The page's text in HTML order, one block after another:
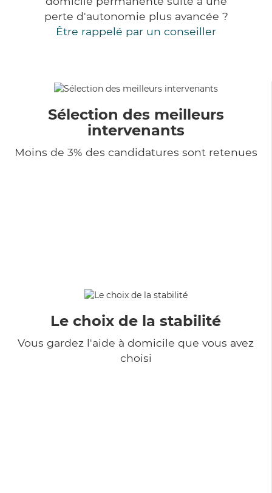
perte d'autonomie plus avancée ?
Être rappelé par un conseiller
Sélection des meilleurs
intervenants
Moins de 3% des candidatures sont retenues
Le choix de la stabilité
Vous gardez l'aide à domicile que vous avez
choisi